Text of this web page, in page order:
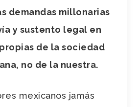
demandas millonarias
y sustento legal en
de la sociedad
no de la nuestra.
mexicanos jamás